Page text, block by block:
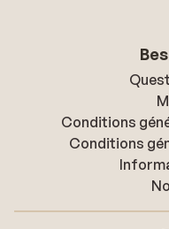
Conditions
Conditions